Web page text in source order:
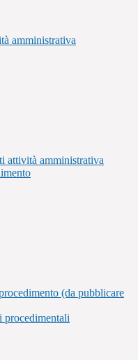
amministrativa
attività amministrativa
(da pubblicare
procedimentali